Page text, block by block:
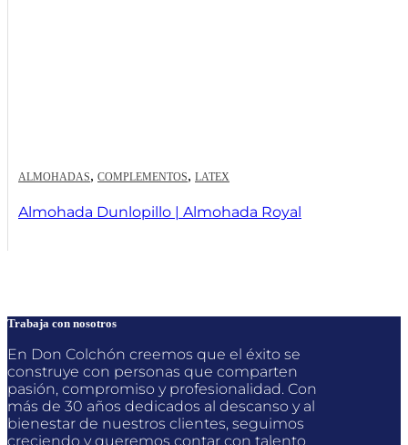
ALMOHADAS, COMPLEMENTOS, LATEX
Almohada Dunlopillo | Almohada Royal
Trabaja con nosotros
En Don Colchón creemos que el éxito se
construye con personas que comparten
pasión, compromiso y profesionalidad. Con
más de 30 años dedicados al descanso y al
bienestar de nuestros clientes, seguimos
creciendo y queremos contar con talento